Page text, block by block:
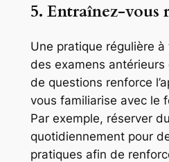
5. Entraînez-vous
Une pratique régulière
des examens antérieurs
de questions renforce
vous familiarise avec le
Par exemple, réserver
quotidiennement pour
pratiques afin de